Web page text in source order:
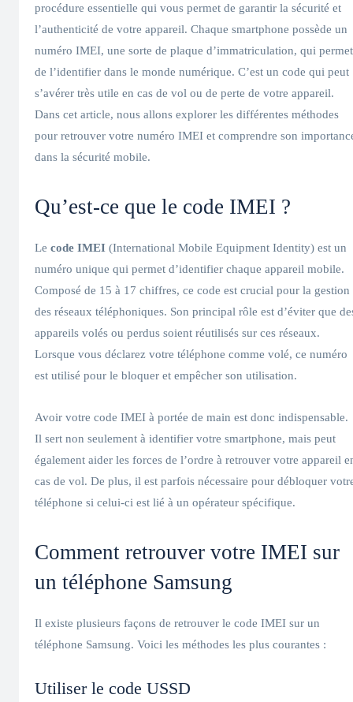
procédure essentielle qui vous permet de garantir la sécurité et
l’authenticité de votre appareil. Chaque smartphone possède un
numéro IMEI, une sorte de plaque d’immatriculation, qui permet
de l’identifier dans le monde numérique. C’est un code qui peut
s’avérer très utile en cas de vol ou de perte de votre appareil.
Dans cet article, nous allons explorer les différentes méthodes
pour retrouver votre numéro IMEI et comprendre son
dans la sécurité mobile.
Qu’est-ce que le code IMEI ?
Le code IMEI (International Mobile Equipment Identity) est un
numéro unique qui permet d’identifier chaque appareil mobile.
Composé de 15 à 17 chiffres, ce code est crucial pour la gestion
des réseaux téléphoniques. Son principal rôle est d’éviter que
appareils volés ou perdus soient réutilisés sur ces réseaux.
Lorsque vous déclarez votre téléphone comme volé, ce numéro
est utilisé pour le bloquer et empêcher son utilisation.
Avoir votre code IMEI à portée de main est donc indispensable.
Il sert non seulement à identifier votre smartphone, mais peut
également aider les forces de l’ordre à retrouver votre appareil
cas de vol. De plus, il est parfois nécessaire pour débloquer
téléphone si celui-ci est lié à un opérateur spécifique.
Comment retrouver votre IMEI sur
un téléphone Samsung
Il existe plusieurs façons de retrouver le code IMEI sur un
téléphone Samsung. Voici les méthodes les plus courantes :
Utiliser le code USSD